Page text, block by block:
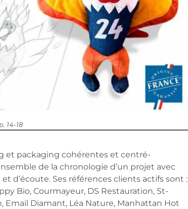
14-18
et packaging cohérentes et centré-
de la chronologie d’un projet avec
d’écoute. Ses références clients actifs sont :
Bio, Courmayeur, DS Restauration, St-
Email Diamant, Léa Nature, Manhattan Hot